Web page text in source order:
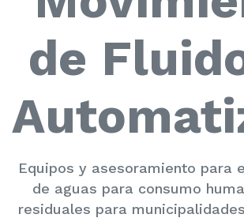
de
Equipos y asesoramiento para
de aguas para consumo
residuales para